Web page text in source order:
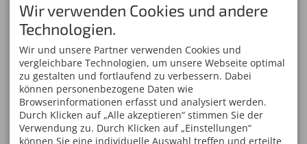
Stillachtal heute seinen Namen trägt.
Wir verwenden Cookies und andere
Technologien.
Wir und unsere Partner verwenden Cookies und
vergleichbare Technologien, um unsere Webseite optimal
zu gestalten und fortlaufend zu verbessern. Dabei
können personenbezogene Daten wie
Browserinformationen erfasst und analysiert werden.
Durch Klicken auf „Alle akzeptieren“ stimmen Sie der
Verwendung zu. Durch Klicken auf „Einstellungen“
können Sie eine individuelle Auswahl treffen und erteilte